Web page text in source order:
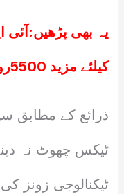
یہ بھی پڑھیں:
کیلئے مزید 5500روپےبڑھانے کی تجویز
ذرائع کے مطابق
ٹیکس چھوٹ نہ